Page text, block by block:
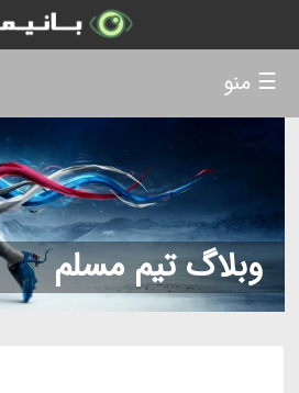
وبلاگ تیم مسلم
☰ منو